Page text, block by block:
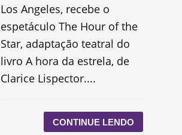
Los Angeles, recebe o
espetáculo The Hour of the
Star, adaptação teatral do
livro A hora da estrela, de
Clarice Lispector....
CONTINUE LENDO